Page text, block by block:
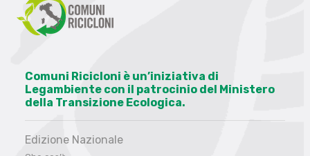
Comuni Ricicloni è un’iniziativa di
Legambiente con il patrocinio del Ministero
della Transizione Ecologica.
Edizione Nazionale